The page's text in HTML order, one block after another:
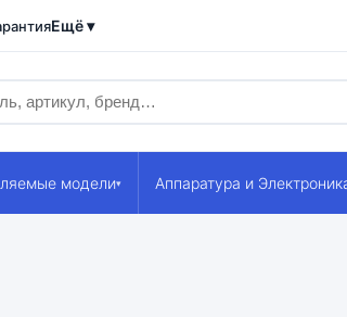
Ещё ▾
модели▾ Аппаратура и